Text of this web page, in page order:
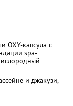
OXY-капсула с
spa-
и джакузи,